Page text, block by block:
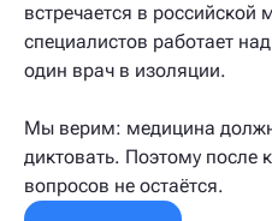
встречается в
специалистов работает
один врач в изоляции.
Мы верим: медицина
диктовать. Поэтому после
вопросов не остаётся.